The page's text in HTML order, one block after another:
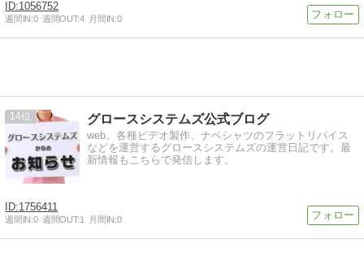
1056752
週間IN:0 週間OUT:4 月間IN:0
14 グロースシステムズ公式ブログ
web、各種ビデオ製作、ナベシャツのフラットリバイス
などを運営するグロースシステムズの運営日記です。最
新情報もこちらで発信します。
1756411
週間IN:0 週間OUT:1 月間IN:0